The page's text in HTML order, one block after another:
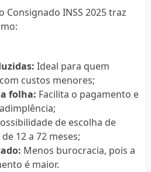
INSS 2025 traz
Ideal para quem
custos menores;
folha: Facilita o pagamento e
de escolha de
12 a 72 meses;
Menos burocracia, pois a
é maior.